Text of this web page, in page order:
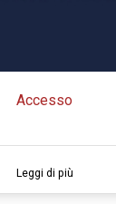
Accesso
Leggi di più